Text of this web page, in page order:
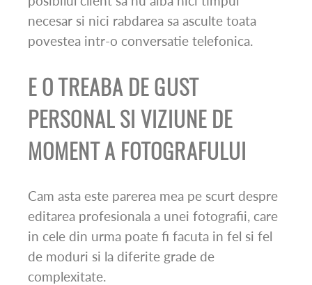
necesar si nici rabdarea sa asculte toata
povestea intr-o conversatie telefonica.
E O TREABA DE GUST
PERSONAL SI VIZIUNE DE
MOMENT A FOTOGRAFULUI
Cam asta este parerea mea pe scurt despre
editarea profesionala a unei fotografii, care
in cele din urma poate fi facuta in fel si fel
de moduri si la diferite grade de
complexitate.